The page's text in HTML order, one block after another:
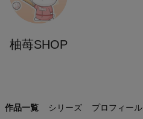
柚苺SHOP
作品一覧 シリーズ プロフィール